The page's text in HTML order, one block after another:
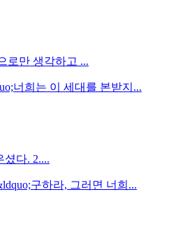
로만 생각하고 ...
너희는 이 세대를 본받지...
셨다. 2....
구하라, 그러면 너희...